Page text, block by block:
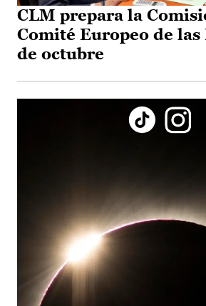
CLM prepara la
Comité Europeo de las
de octubre